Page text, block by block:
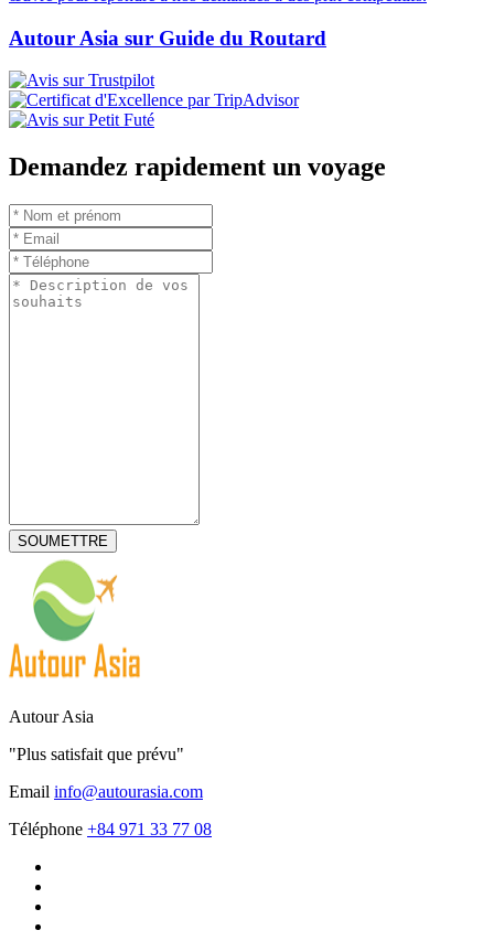
Autour Asia sur Guide du Routard
Demandez rapidement un voyage
Autour Asia
"Plus satisfait que prévu"
Email info@autourasia.com
Téléphone +84 971 33 77 08